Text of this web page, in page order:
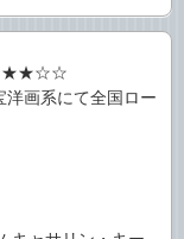
★★★☆☆
画系にて全国ロー